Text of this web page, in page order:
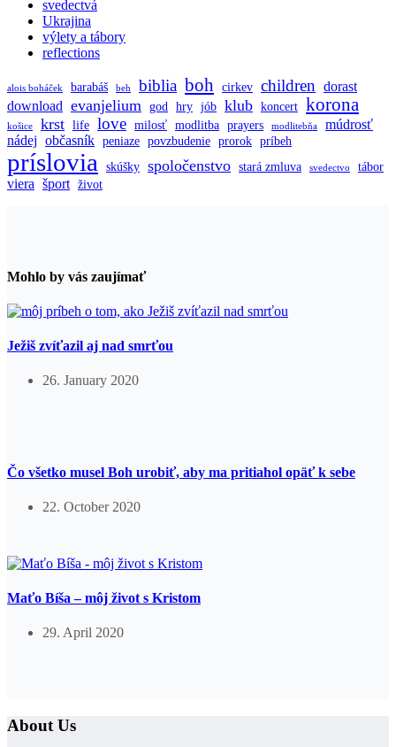
svedectvá
Ukrajina
výlety a tábory
reflections
alois boháček barabáš beh biblia boh cirkev children dorast
download evanjelium god hry jób klub koncert korona
košice krst life love milosť modlitba prayers modlitebňa
múdrosť
nádej občasník peniaze povzbudenie prorok príbeh
príslovia skúšky spoločenstvo stará zmluva svedectvo tábor
viera šport život
Mohlo by vás zaujímať
Ježiš zvíťazil aj nad smrťou
26. January 2020
Čo všetko musel Boh urobiť, aby ma pritiahol opäť k sebe
22. October 2020
Maťo Bíša – môj život s Kristom
29. April 2020
About Us